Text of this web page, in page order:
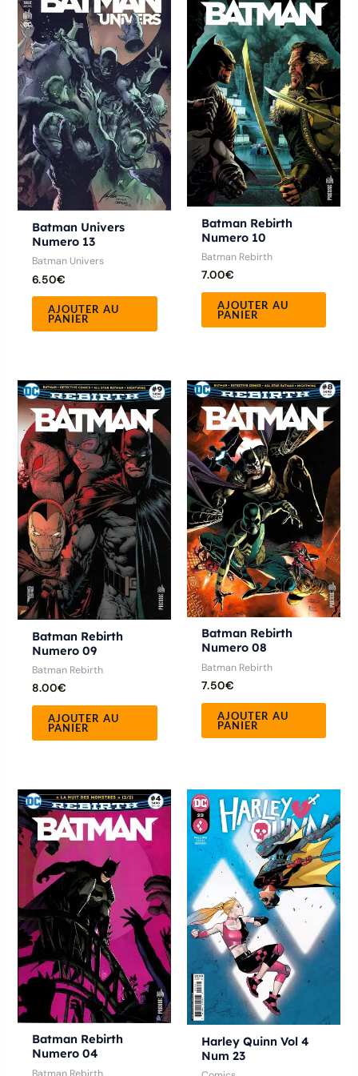
Batman Univers
Numero 13
Batman Univers
6.50€
AJOUTER AU
PANIER
Batman Rebirth
Numero 10
Batman Rebirth
7.00€
AJOUTER AU
PANIER
Batman Rebirth
Numero 09
Batman Rebirth
8.00€
AJOUTER AU
PANIER
Batman Rebirth
Numero 08
Batman Rebirth
7.50€
AJOUTER AU
PANIER
Batman Rebirth
Numero 04
Batman Rebirth
Harley Quinn Vol 4
Num 23
a
Les
sur